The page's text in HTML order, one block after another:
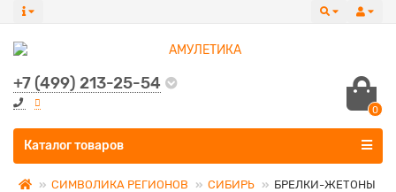
+7 (499) 213-25-54
0
Все категории
Каталог товаров
СИМВОЛИКА РЕГИОНОВ СИБИРЬ БРЕЛКИ-ЖЕТОНЫ